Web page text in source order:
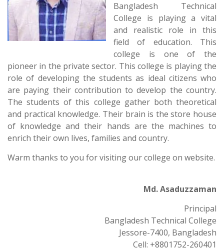
Bangladesh Technical
College is playing a vital
and realistic role in this
field of education. This
college is one of the
pioneer in the private sector. This college is playing the
role of developing the students as ideal citizens who
are paying their contribution to develop the country.
The students of this college gather both theoretical
and practical knowledge. Their brain is the store house
of knowledge and their hands are the machines to
enrich their own lives, families and country.
Warm thanks to you for visiting our college on website.
Md. Asaduzzaman
Principal
Bangladesh Technical College
Jessore-7400, Bangladesh
Cell: +8801752-260401